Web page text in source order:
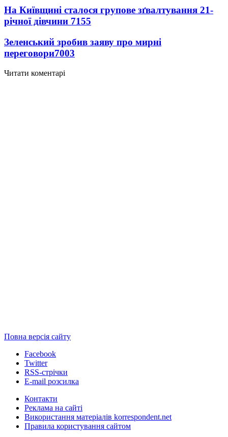
На Київщині сталося групове зґвалтування 21-
річної дівчини 7155
Зеленський зробив заяву про мирні
переговори7003
Читати коментарі
Повна версія сайту
Facebook
Twitter
RSS-стрічки
E-mail розсилка
Контакти
Реклама на сайті
Використання матеріалів korrespondent.net
Правила користування сайтом